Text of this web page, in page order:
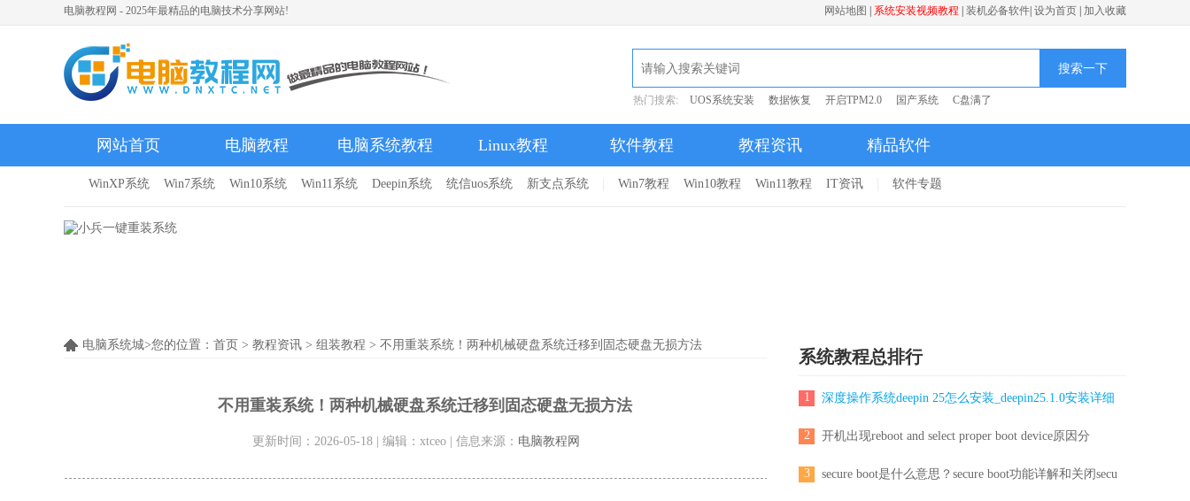
电脑教程网 - 2025年最精品的电脑技术分享网站! 网站地图 系统安装视频教程 装机必备软件 设为首页 加入收藏
搜索一下
热门搜索: UOS系统安装 数据恢复 开启TPM2.0 国产系统 C盘满了
网站首页 电脑教程 电脑系统教程 Linux教程 软件教程 教程资讯 精品软件
WinXP系统 Win7系统 Win10系统 Win11系统 Deepin系统 统信uos系统 新支点系统 Win7教程 Win10教程 Win11教程 IT资讯 软件专题
系统教程总排行
1 深度操作系统deepin 25怎么安装_deepin25.1.0安装详细
2 开机出现reboot and select proper boot device原因分
3 secure boot是什么意思？secure boot功能详解和关闭secu
电脑系统城>您的位置： 首页 > 教程资讯 > 组装教程 > 不用重装系统！两种机械硬盘系统迁移到固态硬盘无损方法
不用重装系统！两种机械硬盘系统迁移到固态硬盘无损方法
更新时间：2026-05-18 | 编辑：xtceo | 信息来源： 电脑教程网